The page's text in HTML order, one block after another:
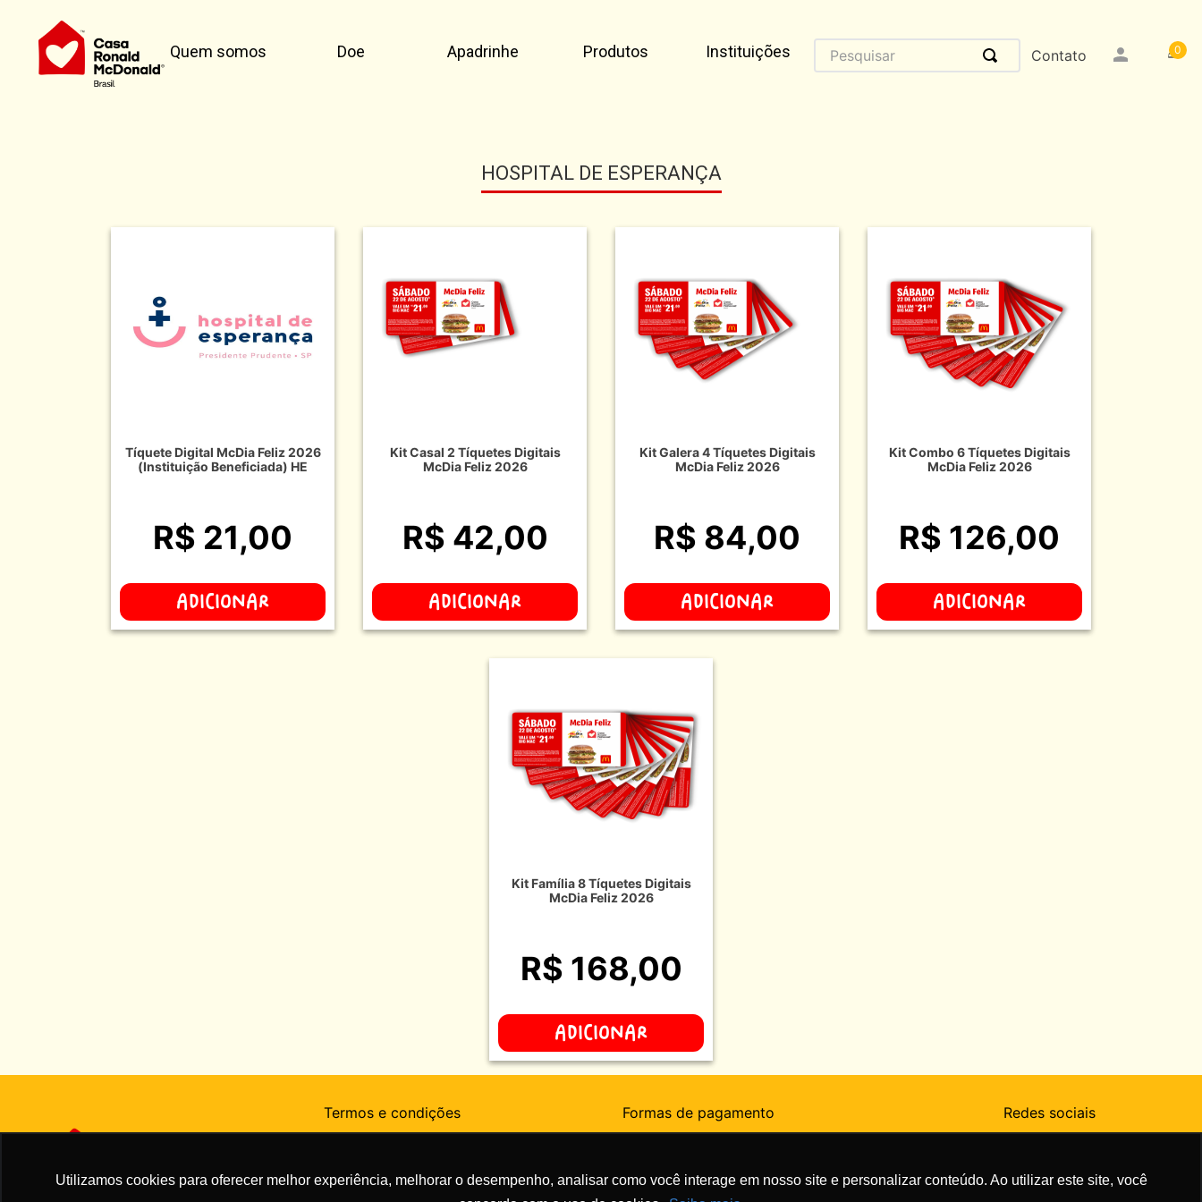
Utilizamos cookies para oferecer melhor experiência, melhorar o desempenho, analisar como você interage em nosso site e personalizar conteúdo. Ao utilizar este site, você
Quem somos Doe Apadrinhe Produtos Instituições Pesquisar
Contato 0
HOSPITAL DE ESPERANÇA
Tíquete Digital McDia Feliz 2026
(Instituição Beneficiada) HE
R$ 21,00
ADICIONAR
Kit Casal 2 Tíquetes Digitais
McDia Feliz 2026
R$ 42,00
ADICIONAR
Kit Galera 4 Tíquetes Digitais
McDia Feliz 2026
R$ 84,00
ADICIONAR
Kit Combo 6 Tíquetes Digitais
McDia Feliz 2026
R$ 126,00
ADICIONAR
Kit Família 8 Tíquetes Digitais
McDia Feliz 2026
R$ 168,00
ADICIONAR
Termos e condições
Cookies
Formas de pagamento Redes sociais